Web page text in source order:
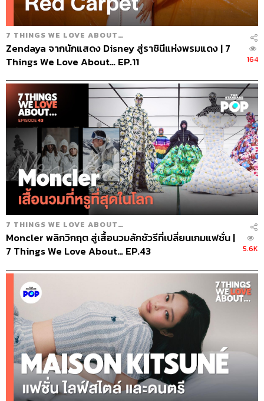
7 THINGS WE LOVE ABOUT…
Zendaya จากนักแสดง Disney สู่ราชินีแห่งพรมแดง | 7
Things We Love About… EP.11
164
7 THINGS WE LOVE ABOUT…
Moncler พลิกวิกฤต สู่เสื้อนวมลักชัวรีที่เปลี่ยนเกมแฟชั่น |
7 Things We Love About… EP.43
5.6K